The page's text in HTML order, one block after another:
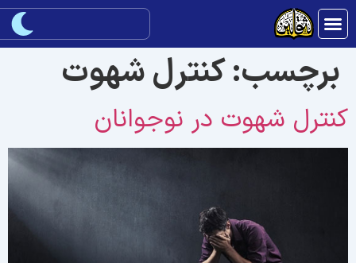
برچسب:کنترل شهوت
شهوت در نوجوانان